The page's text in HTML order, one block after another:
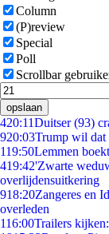
Column
(P)review
Special
Poll
Scrollbar
opslaan
420:11Duitser (93)
920:03Trump wil dat
119:50Lemmen
419:42'Zwarte
overlijdensuitkering
918:20Zangeres en
overleden
116:00Trailers